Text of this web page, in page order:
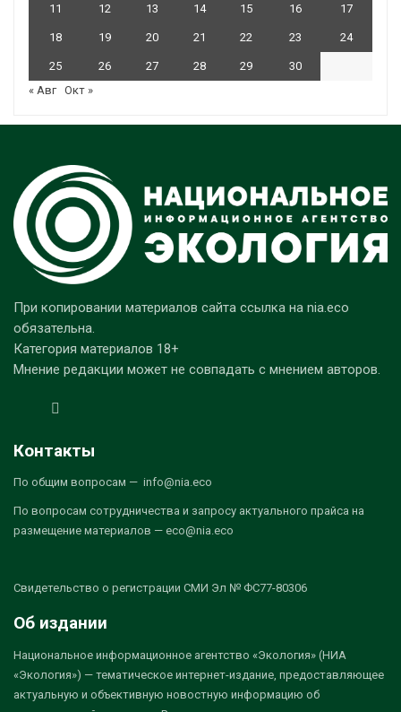
11 12 13 14 15 16 17
18 19 20 21 22 23 24
25 26 27 28 29
30
« Авг Окт »
При копировании материалов сайта ссылка на nia.eco
обязательна.
Категория материалов 18+
Мнение редакции может не совпадать с мнением авторов.
Контакты
По общим вопросам — info@nia.eco
По вопросам сотрудничества и запросу актуального прайса на
размещение материалов — eco@nia.eco
Свидетельство о регистрации СМИ Эл № ФС77-80306
Об издании
Национальное информационное агентство «Экология» (НИА
«Экология») — тематическое интернет-издание, предоставляющее
актуальную и объективную новостную информацию об